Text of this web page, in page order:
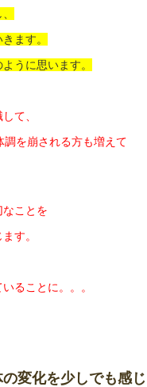
ます。
うに思います。
て、
調を崩される方も増えて
なことを
す。
ることに。。。
変化を少しでも感じ